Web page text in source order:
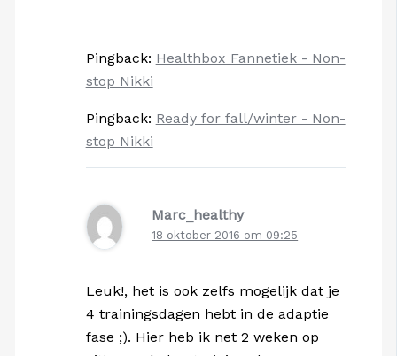
Pingback: Healthbox Fannetiek - Non-
stop Nikki
Pingback: Ready for fall/winter - Non-
stop Nikki
Marc_healthy
18 oktober 2016 om 09:25
Leuk!, het is ook zelfs mogelijk dat je
4 trainingsdagen hebt in de adaptie
fase ;). Hier heb ik net 2 weken op